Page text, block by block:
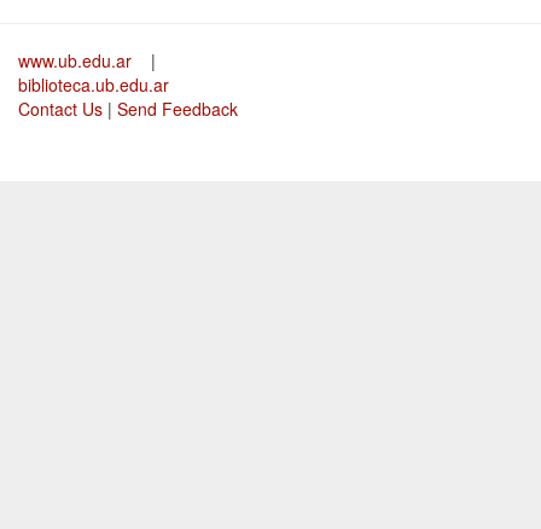
www.ub.edu.ar
|
biblioteca.ub.edu.ar
Contact Us | Send Feedback